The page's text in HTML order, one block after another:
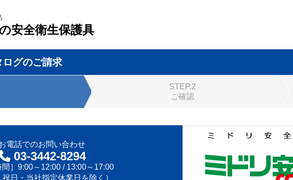
安全衛生保護具
ログのご請求
STEP.2
ご確認
電話でのお問い合わせ
03-3442-8294
間］9:00～12:00 / 13:00～17:00
祝日・当社指定休業日を除く）